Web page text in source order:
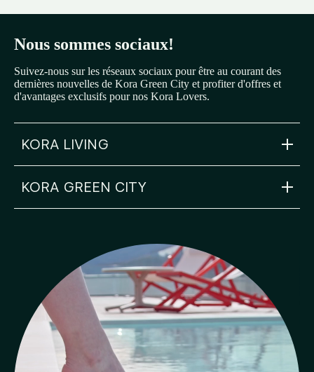
Nous sommes sociaux!
Suivez-nous sur les réseaux sociaux pour être au courant des
dernières nouvelles de Kora Green City et profiter d'offres et
d'avantages exclusifs pour nos Kora Lovers.
KORA LIVING
KORA GREEN CITY
Plaza del Renacimiento 12 01004 Vitoria-Gasteiz
Enregistrement touristique: HVI00419
info@koraliving.com
FAQ
Blog: The Gazette
Système d’information Interne